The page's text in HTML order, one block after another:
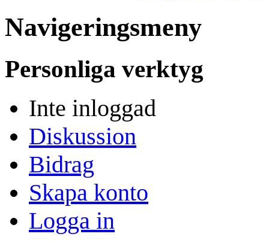
Navigeringsmeny
Personliga verktyg
Inte inloggad
Diskussion
Bidrag
Skapa konto
Logga in